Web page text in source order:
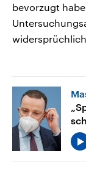
bevorzugt